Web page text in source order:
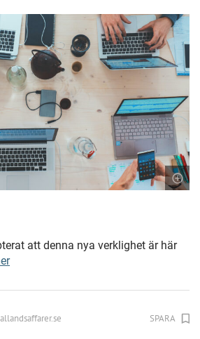
att denna nya verklighet är här
SPARA